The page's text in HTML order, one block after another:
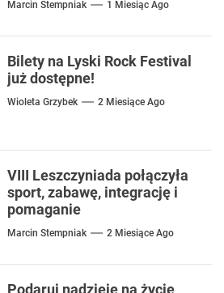
Marcin Stempniak 1 Miesiąc Ago
Bilety na Lyski Rock Festival
już dostępne!
Wioleta Grzybek 2 Miesiące Ago
VIII Leszczyniada połączyła
sport, zabawę, integrację i
pomaganie
Marcin Stempniak 2 Miesiące Ago
Podaruj nadzieję na życie